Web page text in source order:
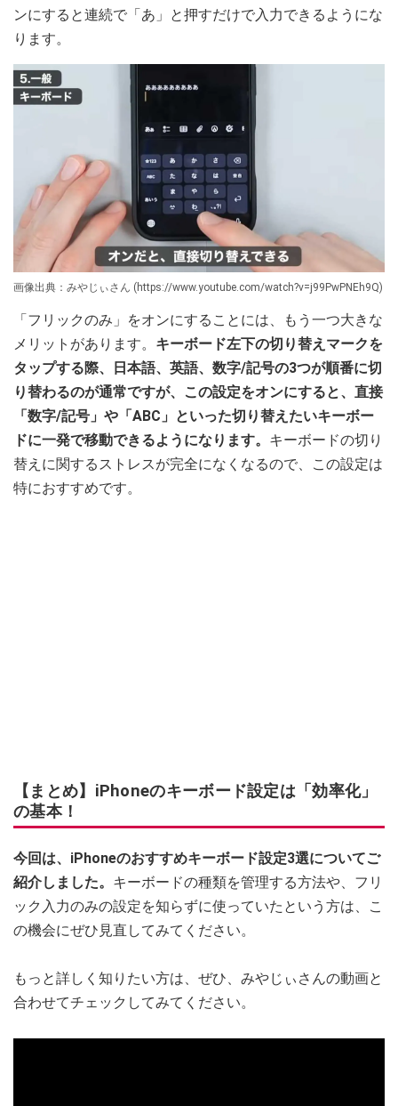
ンにすると連続で「あ」と押すだけで入力できるようにな
ります。
画像出典：みやじぃさん (https://www.youtube.com/watch?v=j99PwPNEh9Q)
「フリックのみ」をオンにすることには、もう一つ大きな
メリットがあります。 キーボード左下の切り替えマークを
タップする際、日本語、英語、数字/記号の3つが順番に切
り替わるのが通常ですが、この設定をオンにすると、直接
「数字/記号」や「ABC」といった切り替えたいキーボー
ドに一発で移動できるようになります。 キーボードの切り
替えに関するストレスが完全になくなるので、この設定は
特におすすめです。
【まとめ】iPhoneのキーボード設定は「効率化」
の基本！
今回は、iPhoneのおすすめキーボード設定3選についてご
紹介しました。 キーボードの種類を管理する方法や、フリ
ック入力のみの設定を知らずに使っていたという方は、こ
の機会にぜひ見直してみてください。
もっと詳しく知りたい方は、ぜひ、みやじぃさんの動画と
合わせてチェックしてみてください。